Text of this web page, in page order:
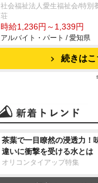
社会福祉法人愛生福祉会/特別
荘
時給1,236円～1,339円
アルバイト・パート / 愛知県
続きはこ
茶葉で一目瞭然の浸透力！
違いに衝撃を受ける水とは
オリコンタイアップ特集